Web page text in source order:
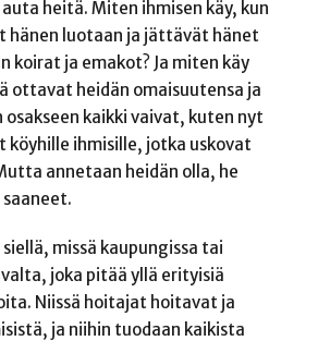
heitä. Miten ihmisen käy, kun
hänen luotaan ja jättävät hänet
koirat ja emakot? Ja miten käy
ottavat heidän omaisuutensa ja
kaikki vaivat, kuten nyt
ihmisille, jotka uskovat
annetaan heidän olla, he
missä kaupungissa tai
joka pitää yllä erityisiä
Niissä hoitajat hoitavat ja
ja niihin tuodaan kaikista